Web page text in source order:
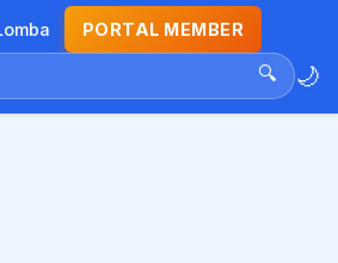
PORTAL MEMBER
🔍 🌙